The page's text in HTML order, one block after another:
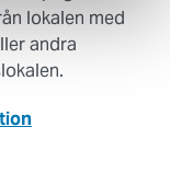
lokalen med
andra